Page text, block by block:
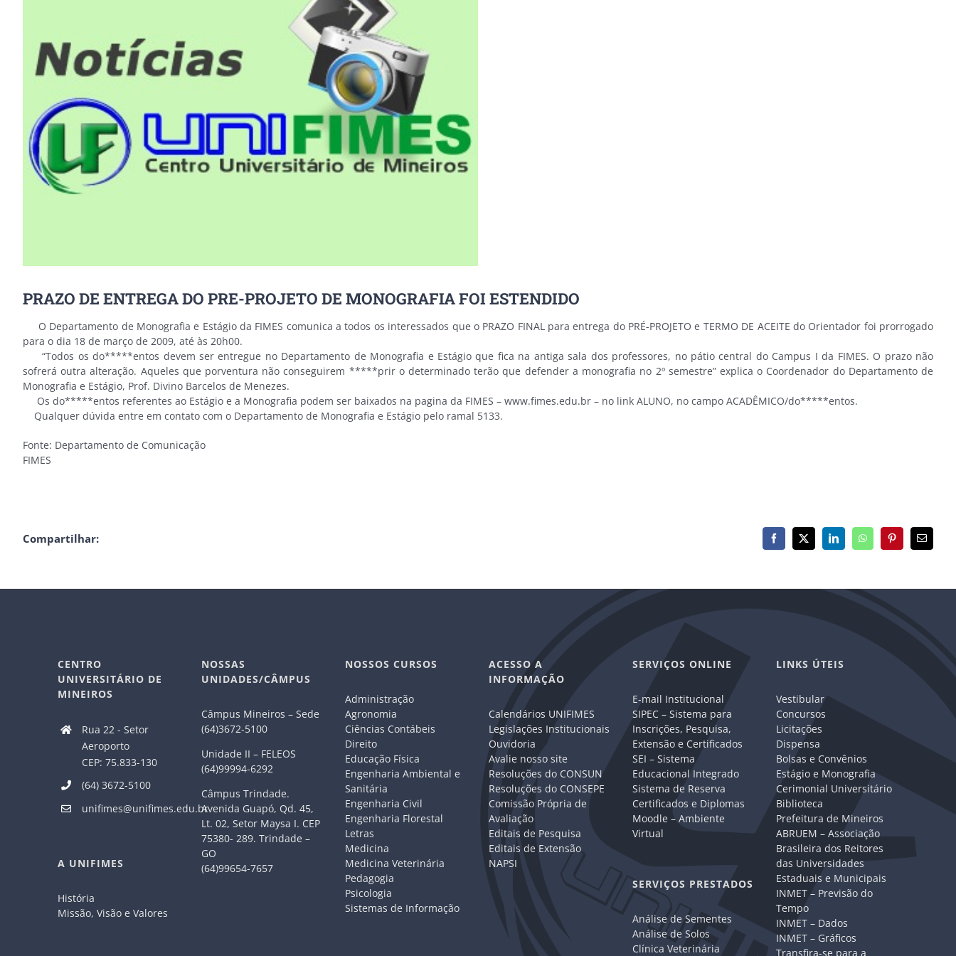
PRAZO DE ENTREGA DO PRE-PROJETO DE MONOGRAFIA FOI ESTENDIDO
O Departamento de Monografia e Estágio da FIMES comunica a todos os interessados que o PRAZO FINAL para entrega do PRÉ-PROJETO e TERMO DE ACEITE do Orientador foi prorrogado
para o dia 18 de março de 2009, até às 20h00.
“Todos os do*****entos devem ser entregue no Departamento de Monografia e Estágio que fica na antiga sala dos professores, no pátio central do Campus I da FIMES. O prazo não
sofrerá outra alteração. Aqueles que porventura não conseguirem *****prir o determinado terão que defender a monografia no 2º semestre” explica o Coordenador do Departamento de
Monografia e Estágio, Prof. Divino Barcelos de Menezes.
Os do*****entos referentes ao Estágio e a Monografia podem ser baixados na pagina da FIMES – www.fimes.edu.br – no link ALUNO, no campo ACADÊMICO/do*****entos.
Qualquer dúvida entre em contato com o Departamento de Monografia e Estágio pelo ramal 5133.
Fonte: Departamento de Comunicação
FIMES
Compartilhar: Facebook
X LinkedInWhatsAppPinterest
E-
mail
CENTRO
UNIVERSITÁRIO DE
MINEIROS
Rua 22 - Setor
Aeroporto
CEP: 75.833-130
(64) 3672-5100
unifimes@unifimes.edu.br
A UNIFIMES
História
Missão, Visão e Valores
NOSSAS
UNIDADES/CÂMPUS
Câmpus Mineiros – Sede
(64)3672-5100
Unidade II – FELEOS
(64)99994-6292
Câmpus Trindade.
Avenida Guapó, Qd. 45,
Lt. 02, Setor Maysa I. CEP
75380- 289. Trindade –
GO
(64)99654-7657
NOSSOS CURSOS
Administração
Agronomia
Ciências Contábeis
Direito
Educação Física
Engenharia Ambiental e
Sanitária
Engenharia Civil
Engenharia Florestal
Letras
Medicina
Medicina Veterinária
Pedagogia
Psicologia
Sistemas de Informação
ACESSO A
INFORMAÇÃO
Calendários UNIFIMES
Legislações Institucionais
Ouvidoria
Avalie nosso site
Resoluções do CONSUN
Resoluções do CONSEPE
Comissão Própria de
Avaliação
Editais de Pesquisa
Editais de Extensão
NAPSI
SERVIÇOS ONLINE
E-mail Institucional
SIPEC – Sistema para
Inscrições, Pesquisa,
Extensão e Certificados
SEI – Sistema
Educacional Integrado
Sistema de Reserva
Certificados e Diplomas
Moodle – Ambiente
Virtual
SERVIÇOS PRESTADOS
Análise de Sementes
Análise de Solos
Clínica Veterinária
LINKS ÚTEIS
Vestibular
Concursos
Licitações
Dispensa
Bolsas e Convênios
Estágio e Monografia
Cerimonial Universitário
Biblioteca
Prefeitura de Mineiros
ABRUEM – Associação
Brasileira dos Reitores
das Universidades
Estaduais e Municipais
INMET – Previsão do
Tempo
INMET – Dados
INMET – Gráficos
Transfira-se para a